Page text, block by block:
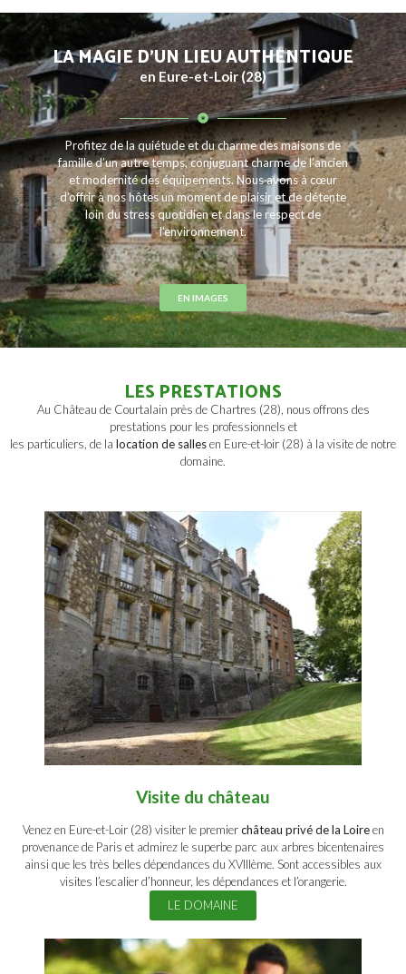
LA MAGIE D’UN LIEU AUTHENTIQUE
en Eure-et-Loir (28)
Profitez de la quiétude et du charme des maisons de
famille d’un autre temps, conjuguant charme de l’ancien
et modernité des équipements. Nous avons à cœur
d’offrir à nos hôtes un moment de plaisir et de détente
loin du stress quotidien et dans le respect de
l’environnement.
EN IMAGES
LES PRESTATIONS
Au Château de Courtalain près de Chartres (28), nous offrons des
prestations pour les professionnels et
les particuliers, de la location de sallesen Eure-et-loir (28) à la visite de notre
domaine.
Visite du château
Venez en Eure-et-Loir (28) visiter le premierchâteau privé de la Loireen
provenance de Paris et admirez le superbe parc aux arbres bicentenaires
ainsi que les très belles dépendances du XVIIIème. Sont accessibles aux
visites l’escalier d’honneur, les dépendances et l’orangerie.
LE DOMAINE